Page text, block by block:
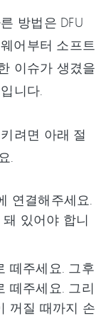
방법은 DFU
어부터 소프트
이슈가 생겼을
니다.
려면 아래 절
.
연결해주세요.
있어야 합니
떼주세요. 그후
떼주세요. 그리
꺼질 때까지 손